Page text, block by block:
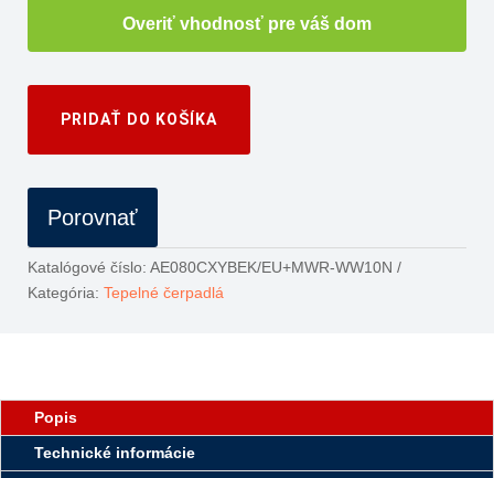
Overiť vhodnosť pre váš dom
PRIDAŤ DO KOŠÍKA
Porovnať
Katalógové číslo: AE080CXYBEK/EU+MWR-WW10N
Kategória: Tepelné čerpadlá
Popis
Technické informácie